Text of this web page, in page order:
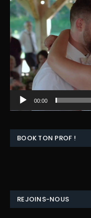
vidéo
00:00
BOOK TON PROF !
REJOINS-NOUS